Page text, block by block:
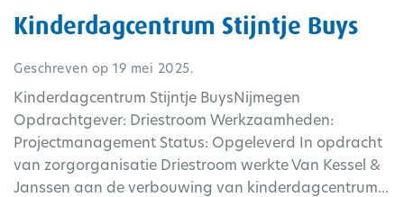
Kinderdagcentrum Stijntje Buys
Geschreven op 19 mei 2025.
Kinderdagcentrum Stijntje BuysNijmegen
Opdrachtgever: Driestroom Werkzaamheden:
Projectmanagement Status: Opgeleverd In opdracht
van zorgorganisatie Driestroom werkte Van Kessel &
Janssen aan de verbouwing van kinderdagcentrum...